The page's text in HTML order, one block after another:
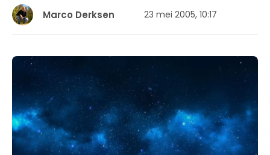
Marco Derksen 23 mei 2005, 10:17